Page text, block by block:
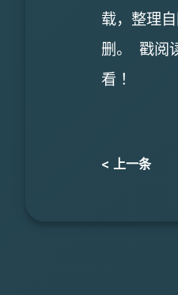
载，整理
删。 戳阅
看 ！
< 上一条